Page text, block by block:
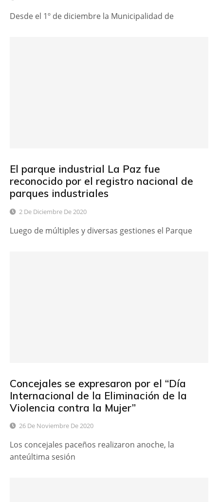
Desde el 1º de diciembre la Municipalidad de
El parque industrial La Paz fue
reconocido por el registro nacional de
parques industriales
2 De Diciembre De 2020
Luego de múltiples y diversas gestiones el Parque
Concejales se expresaron por el “Día
Internacional de la Eliminación de la
Violencia contra la Mujer”
26 De Noviembre De 2020
Los concejales paceños realizaron anoche, la
anteúltima sesión